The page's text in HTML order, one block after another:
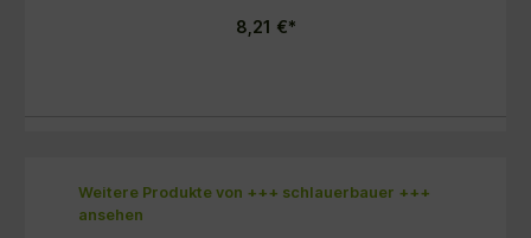
8,21 €*
Produktgalerie überspringen
Weitere Produkte von +++ schlauerbauer +++
ansehen